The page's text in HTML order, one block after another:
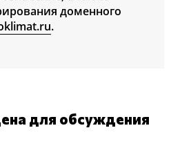
доменного
.
для обсуждения